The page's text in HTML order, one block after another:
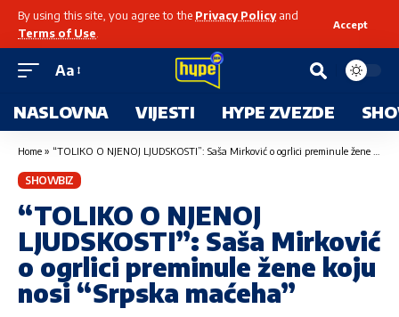
By using this site, you agree to the Privacy Policyand
Terms of Use
Accept
Aa
NASLOVNA VIJESTI HYPE ZVEZDE
Home » “TOLIKO O NJENOJ LJUDSKOSTI”: Saša Mirković o ogrlici preminule žene koju nosi “Srpska maćeha”
SHOWBIZ
“TOLIKO O NJENOJ
LJUDSKOSTI”: Saša Mirković
o ogrlici preminule žene koju
nosi “Srpska maćeha”